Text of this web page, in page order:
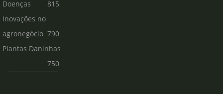
Doenças
815
Inovações no
agronegócio 790
Plantas Daninhas
750